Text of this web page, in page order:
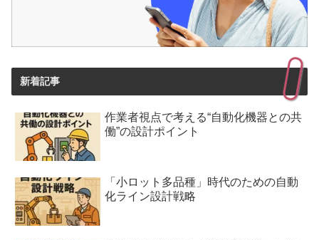
新着記事
作業者視点で考える“自動化機器との共
働”の設計ポイント
「小ロット多品種」時代のための自動
化ライン設計戦略